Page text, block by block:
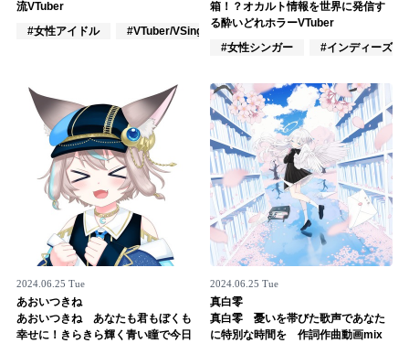
流VTuber
#女性アイドル
#VTuber/VSinger #ポップス
箱！？オカルト情報を世界に発信す
る酔いどれホラーVTuber
#女性シンガー
#インディーズ
2024.06.25 Tue
あおいつきね
あおいつきね あなたも君もぼくも
幸せに！きらきら輝く青い瞳で今日
2024.06.25 Tue
真白零
真白零 憂いを帯びた歌声であなた
に特別な時間を 作詞作曲動画mix